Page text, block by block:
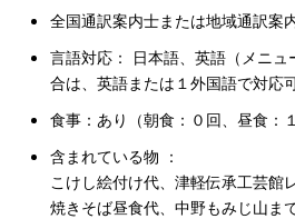
全国通訳案内士または地域通訳案
言語対応： 日本語、英語（メニ
合は、英語または１外国語で対応
食事：あり（朝食：０回、昼食：
含まれている物 ：
こけし絵付け代、津軽伝承工芸館
焼きそば昼食代、中野もみじ山ま